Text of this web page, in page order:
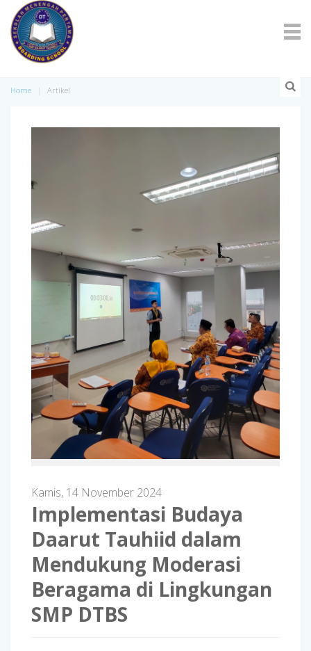
Home Artikel
Kamis, 14 November 2024
Implementasi Budaya
Daarut Tauhiid dalam
Mendukung Moderasi
Beragama di Lingkungan
SMP DTBS